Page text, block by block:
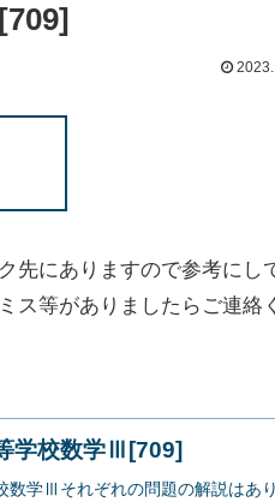
先にありますので参考にし
ス等がありましたらご連絡
学校数学Ⅲ[709]
数学Ⅲそれぞれの問題の解説はあり